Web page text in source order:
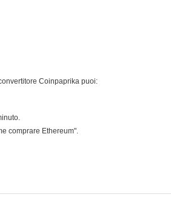
Coinpaprika puoi:
comprare Ethereum".